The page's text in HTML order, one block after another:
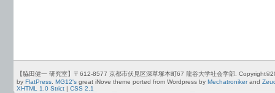
【脇田健一 研究室】〒612-8577 京都市伏見区深草塚本町67 龍谷大学社会学部.
by FlatPress. MG12's great iNove theme ported from Wordpress by Mechatronikerand
XHTML 1.0 Strict
CSS 2.1